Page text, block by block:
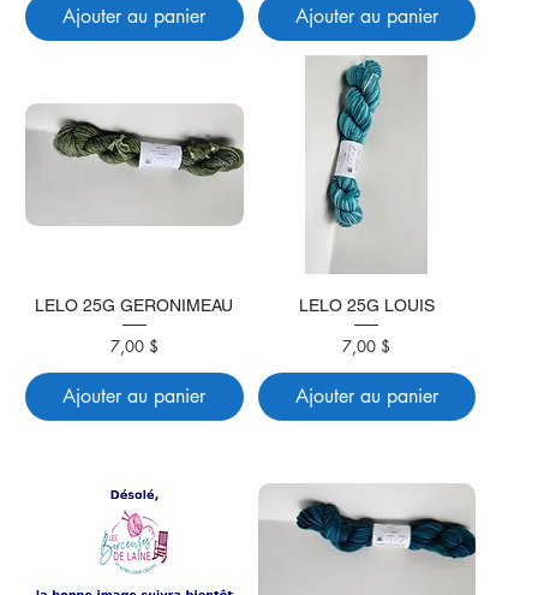
Ajouter au panier Ajouter au panier
LELO 25G GERONIMEAU
Prix
7,00 $
Ajouter au panier
LELO 25G LOUIS
Prix
7,00 $
Ajouter au panier